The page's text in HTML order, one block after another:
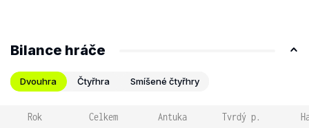
Bilance hráče
Dvouhra Čtyřhra Smíšené čtyřhry
Rok Celkem Antuka Tvrdý p.